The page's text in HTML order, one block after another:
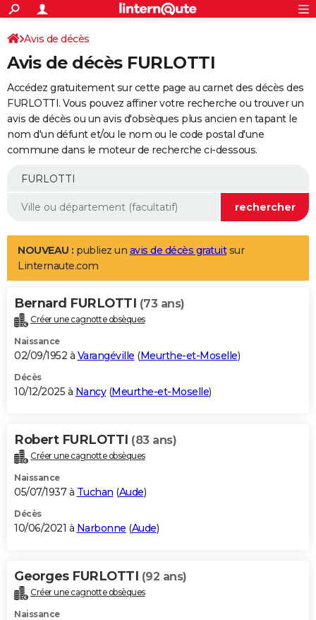
ACTUALITÉS
Politique
Société
Faits Divers
Education
Monde
Villes
+
SPORT
Coupe du monde 2026
Football
Tennis
Cyclisme
Rugby
Forum
Programme TV
TNT
Streaming
Cinéma
Sorties cinéma
Musique
+
FINANCE
Retraite
Epargne
Immobilier
Risques naturels par ville
Banque
Assurance
AUTO
Essais
Réserver un essai
Citadines
Berlines
SUV
Forum auto
+
Mobiles
Meilleur smartphone
Internet
Ordinateurs
Jeux vidéo
Guide high-tech
Aménagement intérieur
LIFESTYLE
Art de vivre
Bien-être
Loisirs
Mode
Modes de vie
Alimentation
Guide de la santé
Maladies
Médicaments
Sommeil
VOYAGE
Destinations
City break
Voyage nature
Voyage de noces
Forum
Climat
+PHOTO
GUIDES D'ACHAT
BONS PLANS
Carte de Noël
Carte Bonne année
Carte Saint-Valentin
Carte Pâques
Carte d'anniversaire
DICTIONNAIRE
Dictionnaire
Biographies
Citations
Expressions
Proverbes
PROGRAMME TV
S'inscrire
Se connecter
Lycées
Collèges
Primaires
Universités
Entreprises
Service militaire
Avis de recherche
AVIS DE DÉCÈS
Bricolage
Lifestyle
Culture
Sport
Auto
Television
Voyage
Cinema
Avis de décès
Avis de décès FURLOTTI
Accédez gratuitement sur cette page au carnet des décès des
FURLOTTI. Vous pouvez affiner votre recherche ou trouver un
avis de décès ou un avis d'obsèques plus ancien en tapant le
nom d'un défunt et/ou le nom ou le code postal d'une
commune dans le moteur de recherche ci-dessous.
NOUVEAU : publiez un avis de décès gratuitsur
Linternaute.com
Bernard FURLOTTI (73 ans)
Créer une cagnotte obsèques
Naissance
02/09/1952 à Varangéville (Meurthe-et-Moselle)
Décès
10/12/2025 à Nancy(Meurthe-et-Moselle)
Robert FURLOTTI (83 ans)
Créer une cagnotte obsèques
Naissance
05/07/1937 à Tuchan (Aude)
Décès
10/06/2021 à Narbonne (Aude)
Georges FURLOTTI (92 ans)
Créer une cagnotte obsèques
Naissance